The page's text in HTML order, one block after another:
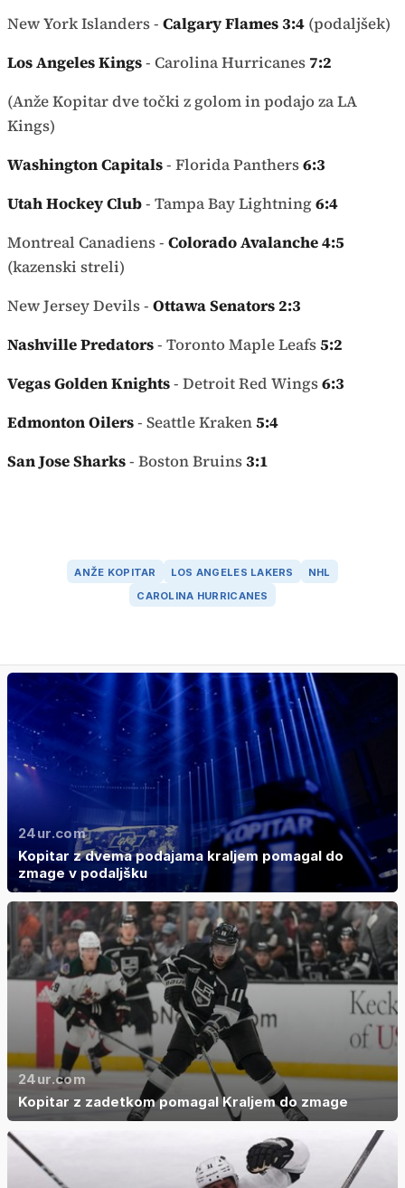
New York Islanders - Calgary Flames 3:4 (podaljšek)
Los Angeles Kings- Carolina Hurricanes 7:2
(Anže Kopitar dve točki z golom in podajo za LA
Kings)
Washington Capitals- Florida Panthers6:3
Utah Hockey Club- Tampa Bay Lightning6:4
Montreal Canadiens - Colorado Avalanche4:5
(kazenski streli)
New Jersey Devils - Ottawa Senators 2:3
Nashville Predators- Toronto Maple Leafs5:2
Vegas Golden Knights- Detroit Red Wings6:3
Edmonton Oilers- Seattle Kraken5:4
San Jose Sharks- Boston Bruins3:1
ANŽE KOPITAR LOS ANGELES LAKERS
NHL
CAROLINA HURRICANES
24ur.com
Kopitar z dvema podajama kraljem pomagal do
zmage v podaljšku
24ur.com
Kopitar z zadetkom pomagal Kraljem do zmage